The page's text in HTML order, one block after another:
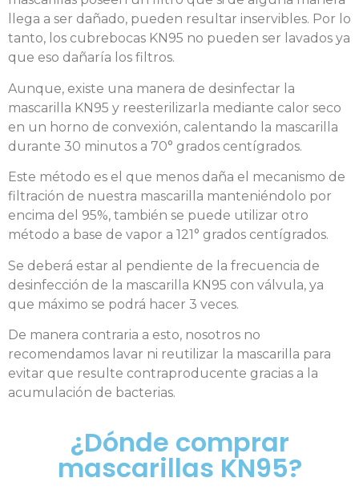
llega a ser dañado, pueden resultar inservibles. Por lo
tanto, los cubrebocas KN95 no pueden ser lavados ya
que eso dañaría los filtros.
Aunque, existe una manera de desinfectar la
mascarilla KN95 y reesterilizarla mediante calor seco
en un horno de convexión, calentando la mascarilla
durante 30 minutos a 70° grados centígrados.
Este método es el que menos daña el mecanismo de
filtración de nuestra mascarilla manteniéndolo por
encima del 95%, también se puede utilizar otro
método a base de vapor a 121° grados centígrados.
Se deberá estar al pendiente de la frecuencia de
desinfección de la mascarilla KN95 con válvula, ya
que máximo se podrá hacer 3 veces.
De manera contraria a esto, nosotros no
recomendamos lavar ni reutilizar la mascarilla para
evitar que resulte contraproducente gracias a la
acumulación de bacterias.
¿Dónde comprar
mascarillas KN95?